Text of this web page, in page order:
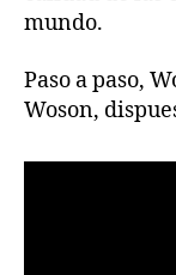
mundo.
Paso a paso,
Woson,